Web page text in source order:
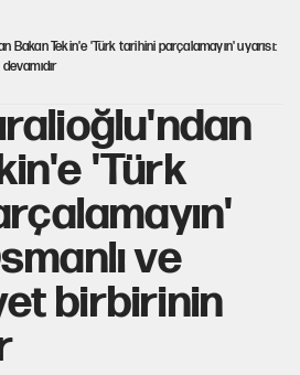
Bakan Tekin'e 'Türk tarihini parçalamayın' uyarısı:
'Türk
ve
birbirinin